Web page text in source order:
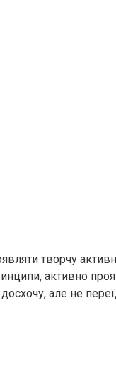
творчу
активно
але не